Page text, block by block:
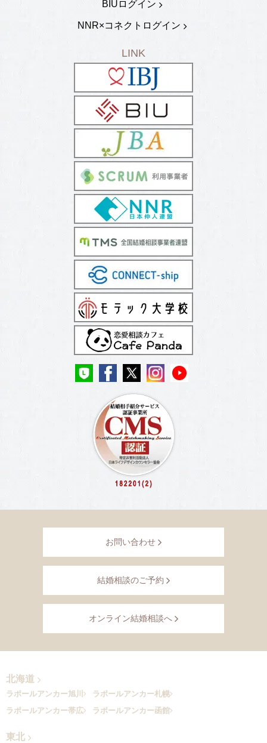
BIUログイン
NNR×コネクトログイン
LINK
お問い合わせ
結婚相談のご予約
オンライン結婚相談へ
北海道
ラポールアンカー旭川
ラポールアンカー札幌
ラポールアンカー帯広
ラポールアンカー函館
東北